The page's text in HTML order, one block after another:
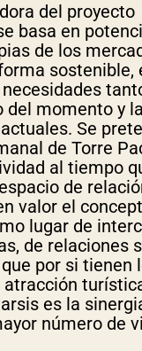
del proyecto
basa en
de los
sostenible,
del momento y
Se
de Torre
al tiempo
de
valor el
lugar de
de relaciones
por si tienen
es la
número de